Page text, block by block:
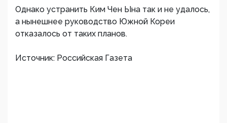
Однако устранить Ким Чен Ына так и не удалось,
а нынешнее руководство Южной Кореи
отказалось от таких планов.
Источник: Российская Газета